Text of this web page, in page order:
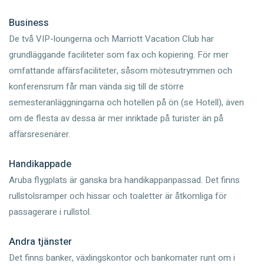
Business
De två VIP-loungerna och Marriott Vacation Club har
grundläggande faciliteter som fax och kopiering. För mer
omfattande affärsfaciliteter, såsom mötesutrymmen och
konferensrum får man vända sig till de större
semesteranläggningarna och hotellen på ön (se Hotell), även
om de flesta av dessa är mer inriktade på turister än på
affärsresenärer.
Handikappade
Aruba flygplats är ganska bra handikappanpassad. Det finns
rullstolsramper och hissar och toaletter är åtkomliga för
passagerare i rullstol.
Andra tjänster
Det finns banker, växlingskontor och bankomater runt om i